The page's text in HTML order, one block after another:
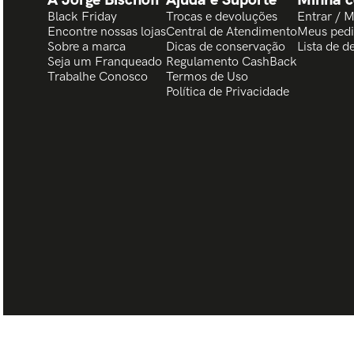
Black Friday
Encontre nossas lojas
Sobre a marca
Seja um Franqueado
Trabalhe Conosco
Trocas e devoluções
Central de Atendimento
Dicas de conservação
Regulamento CashBack
Termos de Uso
Política de Privacidade
Entrar /
Meus
Lista de